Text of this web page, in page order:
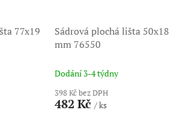
77x19
Sádrová plochá lišta 50x18
mm 76550
Dodání 3-4 týdny
398 Kč bez DPH
482 Kč / ks